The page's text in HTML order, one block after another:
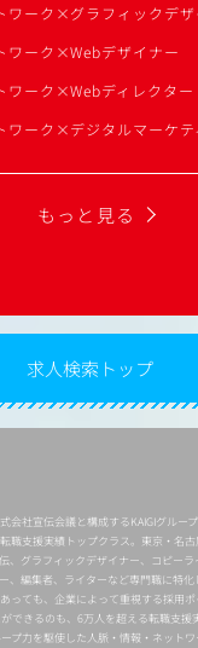
ワーク×グラフィックデザ
ワーク×Webデザイナー
ワーク×Webディレクター
ワーク×デジタルマーケテ
もっと見る
求人検索トップ
会社宣伝会議と構成するKAIGIグルー
職支援実績トップクラス。東京・名
、グラフィックデザイナー、コピー
、編集者、ライターなど専門職に特
っても、企業によって重視する採用
できるのも、6万人を超える転職支
プ力を駆使した人脈・情報・ネット